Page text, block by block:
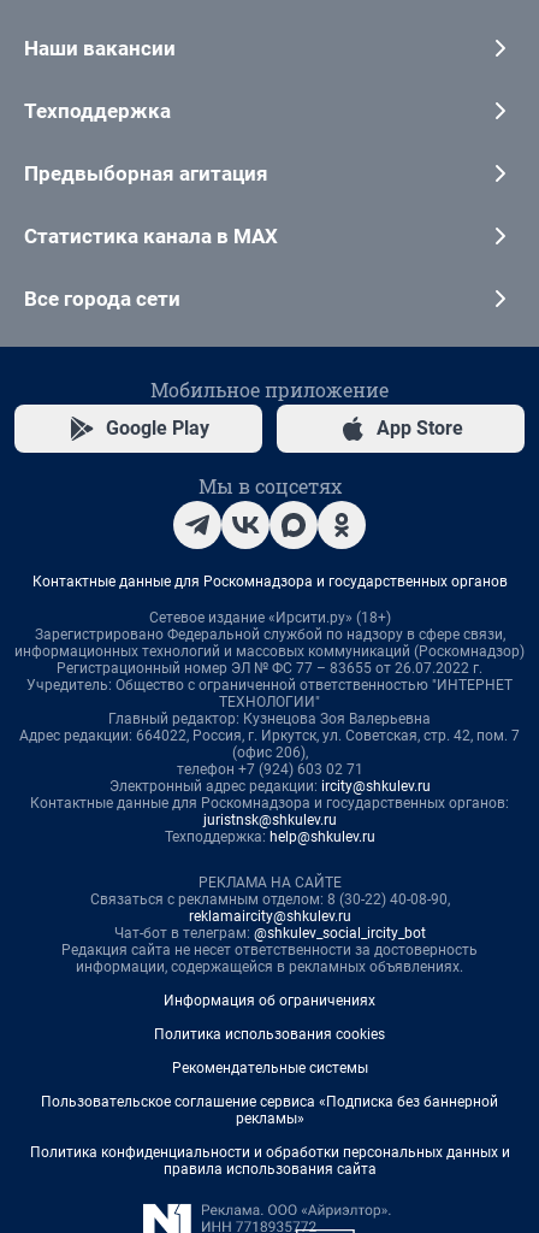
Наши вакансии
Техподдержка
Предвыборная агитация
Статистика канала в MAX
Все города сети
Мобильное приложение
Google Play App Store
Мы в соцсетях
Контактные данные для Роскомнадзора и государственных органов
Сетевое издание «Ирсити.ру» (18+)
Зарегистрировано Федеральной службой по надзору в сфере связи,
информационных технологий и массовых коммуникаций (Роскомнадзор)
Регистрационный номер ЭЛ № ФС 77 – 83655 от 26.07.2022 г.
Учредитель: Общество с ограниченной ответственностью "ИНТЕРНЕТ
ТЕХНОЛОГИИ"
Главный редактор: Кузнецова Зоя Валерьевна
Адрес редакции: 664022, Россия, г. Иркутск, ул. Советская, стр. 42, пом. 7
(офис 206),
телефон +7 (924) 603 02 71
Электронный адрес редакции: ircity@shkulev.ru
Контактные данные для Роскомнадзора и государственных органов:
juristnsk@shkulev.ru
Техподдержка: help@shkulev.ru
РЕКЛАМА НА САЙТЕ
Связаться с рекламным отделом: 8 (30-22) 40-08-90,
reklamaircity@shkulev.ru
Чат-бот в телеграм: @shkulev_social_ircity_bot
Редакция сайта не несет ответственности за достоверность
информации, содержащейся в рекламных объявлениях.
Информация об ограничениях
Политика использования cookies
Рекомендательные системы
Пользовательское соглашение сервиса «Подписка без баннерной
рекламы»
Политика конфиденциальности и обработки персональных данных и
правила использования сайта